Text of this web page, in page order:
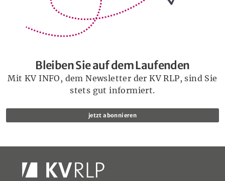
Bleiben Sie auf dem Laufenden
Mit KV INFO, dem Newsletter der KV RLP, sind Sie
stets gut informiert.
jetzt abonnieren